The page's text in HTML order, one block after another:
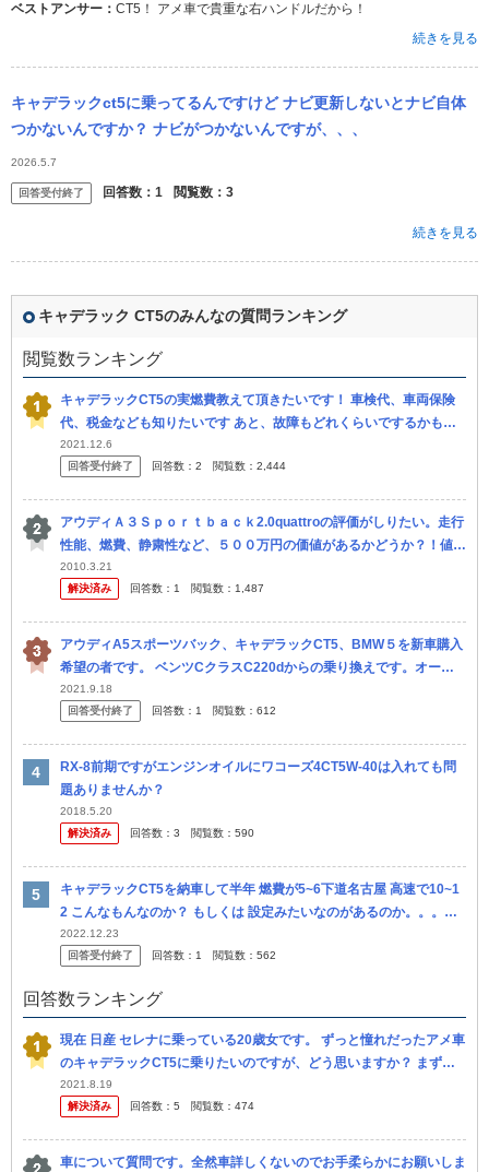
ベストアンサー： CT5！ アメ車で貴重な右ハンドルだから！
続きを見る
キャデラックct5に乗ってるんですけど ナビ更新しないとナビ自体
つかないんですか？ ナビがつかないんですが、、、
2026.5.7
回答受付終了 回答数： 1 閲覧数： 3
続きを見る
キャデラック CT5のみんなの質問ランキング
閲覧数ランキング
キャデラックCT5の実燃費教えて頂きたいです！ 車検代、車両保険
代、税金なども知りたいです あと、故障もどれくらいでするかもし
りたいです
2021.12.6
回答受付終了
回答数： 2 閲覧数： 2,444
アウディＡ３Ｓｐｏｒｔｂａｃｋ2.0quattroの評価がしりたい。走行
性能、燃費、静粛性など、５００万円の価値があるかどうか？！値引
き等も考えて、実際はどのくらいの値段になるのでしょうか ボル...
2010.3.21
解決済み
回答数： 1 閲覧数： 1,487
アウディA5スポーツバック、キャデラックCT5、BMW５を新車購入
希望の者です。 ベンツCクラスC220dからの乗り換えです。オーナ
ー様に聞きたいのですが、年間維持費ってどれぐらいかかります
か？...
2021.9.18
回答受付終了
回答数： 1 閲覧数： 612
RX-8前期ですがエンジンオイルにワコーズ4CT5W-40は入れても問
題ありませんか？
2018.5.20
解決済み
回答数： 3 閲覧数： 590
キャデラックCT5を納車して半年 燃費が5~6下道名古屋 高速で10~1
2 こんなもんなのか？ もしくは 設定みたいなのがあるのか。。。な
にか
2022.12.23
回答受付終了
回答数： 1 閲覧数： 562
回答数ランキング
現在 日産 セレナに乗っている20歳女です。 ずっと憧れだったアメ車
のキャデラックCT5に乗りたいのですが、どう思いますか？ まず、
右ハンドルに慣れてしまったのと、セレナは車の高さもあるので、...
2021.8.19
解決済み
回答数： 5 閲覧数： 474
車について質問です。全然車詳しくないのでお手柔らかにお願いしま